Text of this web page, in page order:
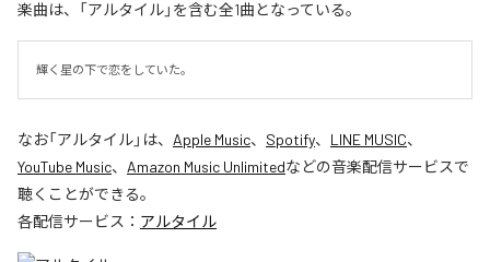
楽曲は、「アルタイル」を含む全1曲となっている。
輝く星の下で恋をしていた。
なお「アルタイル」は、 Apple Music、 Spotify、 LINE MUSIC、
YouTube Music、 Amazon Music Unlimitedなどの音楽配信サービスで
聴くことができる。
各配信サービス： アルタイル